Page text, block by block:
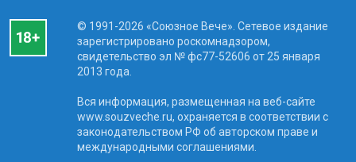
© 1991-2026 «Союзное Вече». Сетевое издание
зарегистрировано роскомнадзором,
свидетельство эл № фc77-52606 от 25 января
2013 года.
Вся информация, размещенная на веб-сайте
www.souzveche.ru, охраняется в соответствии с
законодательством РФ об авторском праве и
международными соглашениями.